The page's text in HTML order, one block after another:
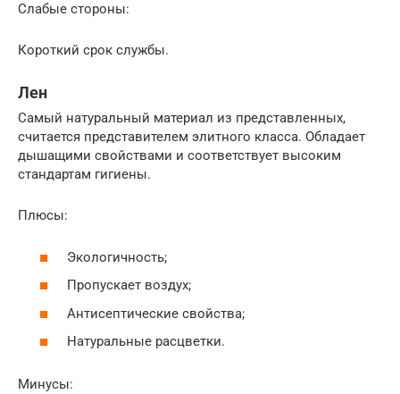
Слабые стороны:
Короткий срок службы.
Лен
Самый натуральный материал из представленных,
считается представителем элитного класса. Обладает
дышащими свойствами и соответствует высоким
стандартам гигиены.
Плюсы:
Экологичность;
Пропускает воздух;
Антисептические свойства;
Натуральные расцветки.
Минусы: